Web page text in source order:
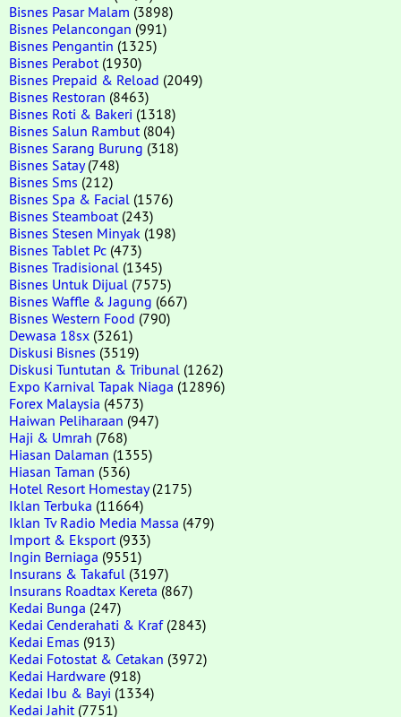
Bisnes Pasar Malam (3898)
Bisnes Pelancongan (991)
Bisnes Pengantin (1325)
Bisnes Perabot (1930)
Bisnes Prepaid & Reload (2049)
Bisnes Restoran (8463)
Bisnes Roti & Bakeri (1318)
Bisnes Salun Rambut (804)
Bisnes Sarang Burung (318)
Bisnes Satay(748)
Bisnes Sms (212)
Bisnes Spa & Facial (1576)
Bisnes Steamboat (243)
Bisnes Stesen Minyak (198)
Bisnes Tablet Pc (473)
Bisnes Tradisional (1345)
Bisnes Untuk Dijual (7575)
Bisnes Waffle & Jagung (667)
Bisnes Western Food (790)
Dewasa 18sx (3261)
Diskusi Bisnes (3519)
Diskusi Tuntutan & Tribunal (1262)
Expo Karnival Tapak Niaga (12896)
Forex Malaysia (4573)
Haiwan Peliharaan (947)
Haji & Umrah (768)
Hiasan Dalaman (1355)
Hiasan Taman (536)
Hotel Resort Homestay(2175)
Iklan Terbuka (11664)
Iklan Tv Radio Media Massa (479)
Import & Eksport (933)
Ingin Berniaga (9551)
Insurans & Takaful (3197)
Insurans Roadtax Kereta (867)
Kedai Bunga (247)
Kedai Cenderahati & Kraf(2843)
Kedai Emas (913)
Kedai Fotostat & Cetakan (3972)
Kedai Hardware (918)
Kedai Ibu & Bayi (1334)
Kedai Jahit (7751)